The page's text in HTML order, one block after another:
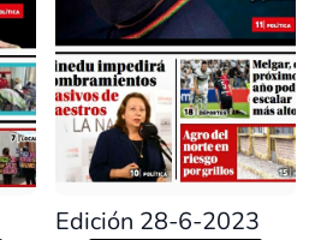
Edición 28-6-2023